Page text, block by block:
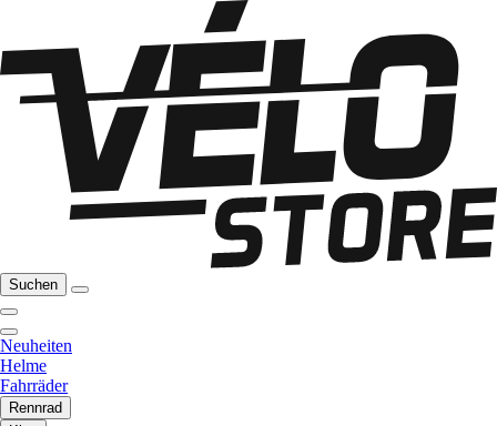
Suchen
Neuheiten
Helme
Fahrräder
Rennrad